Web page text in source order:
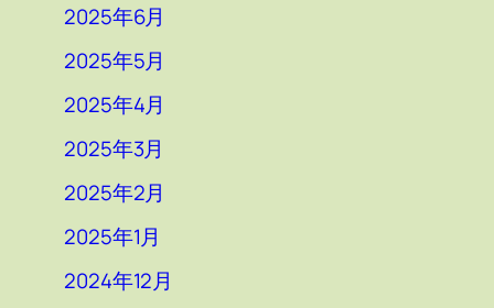
2025年6月
2025年5月
2025年4月
2025年3月
2025年2月
2025年1月
2024年12月